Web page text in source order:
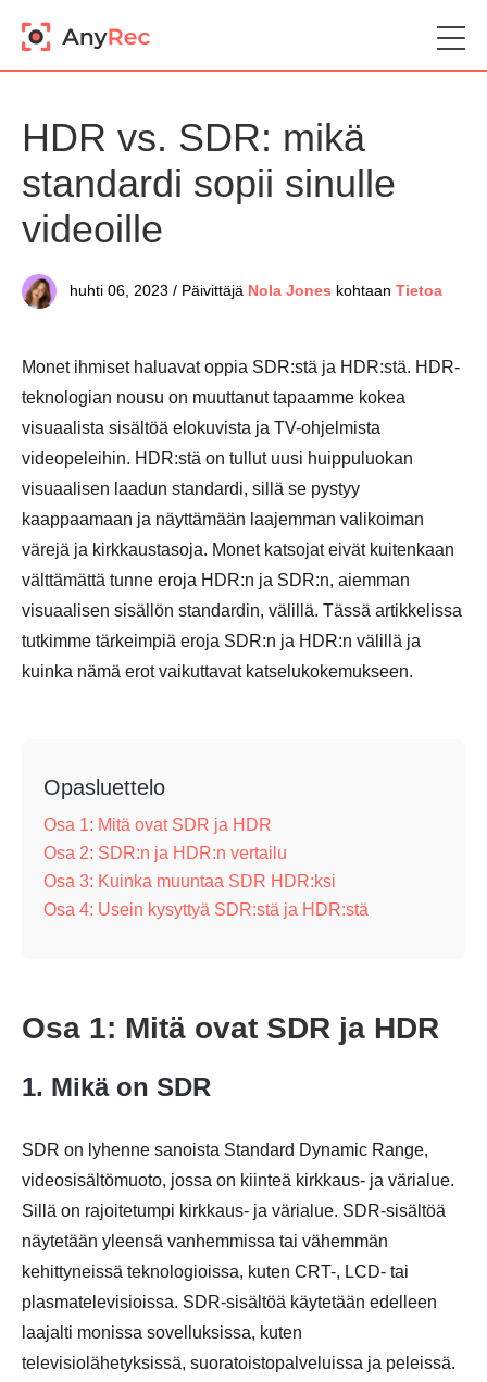
HDR vs. SDR: mikä
standardi sopii sinulle
videoille
huhti 06, 2023 / Päivittäjä Nola Jones kohtaan Tietoa
Monet ihmiset haluavat oppia SDR:stä ja HDR:stä. HDR-
teknologian nousu on muuttanut tapaamme kokea
visuaalista sisältöä elokuvista ja TV-ohjelmista
videopeleihin. HDR:stä on tullut uusi huippuluokan
visuaalisen laadun standardi, sillä se pystyy
kaappaamaan ja näyttämään laajemman valikoiman
värejä ja kirkkaustasoja. Monet katsojat eivät kuitenkaan
välttämättä tunne eroja HDR:n ja SDR:n, aiemman
visuaalisen sisällön standardin, välillä. Tässä artikkelissa
tutkimme tärkeimpiä eroja SDR:n ja HDR:n välillä ja
kuinka nämä erot vaikuttavat katselukokemukseen.
Opasluettelo
Osa 1: Mitä ovat SDR ja HDR
Osa 2: SDR:n ja HDR:n vertailu
Osa 3: Kuinka muuntaa SDR HDR:ksi
Osa 4: Usein kysyttyä SDR:stä ja HDR:stä
Osa 1: Mitä ovat SDR ja HDR
1. Mikä on SDR
SDR on lyhenne sanoista Standard Dynamic Range,
videosisältömuoto, jossa on kiinteä kirkkaus- ja värialue.
Sillä on rajoitetumpi kirkkaus- ja värialue. SDR-sisältöä
näytetään yleensä vanhemmissa tai vähemmän
kehittyneissä teknologioissa, kuten CRT-, LCD- tai
plasmatelevisioissa. SDR-sisältöä käytetään edelleen
laajalti monissa sovelluksissa, kuten
televisiolähetyksissä, suoratoistopalveluissa ja peleissä.